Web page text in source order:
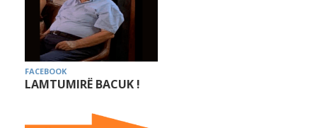
FACEBOOK
LAMTUMIRË BACUK !